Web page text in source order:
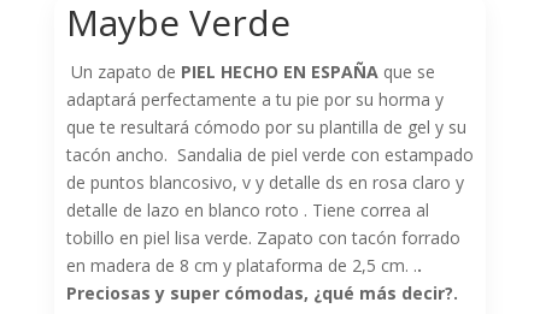
Maybe Verde
Un zapato de PIEL HECHO EN ESPAÑA que se
adaptará perfectamente a tu pie por su horma y
que te resultará cómodo por su plantilla de gel y su
tacón ancho. Sandalia de piel verde con estampado
de puntos blancosivo, v y detalle ds en rosa claro y
detalle de lazo en blanco roto . Tiene correa al
tobillo en piel lisa verde. Zapato con tacón forrado
en madera de 8 cm y plataforma de 2,5 cm. ..
Preciosas y super cómodas, ¿qué más decir?.